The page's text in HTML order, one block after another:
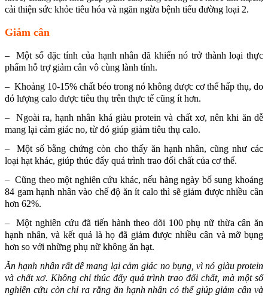
cải thiện sức khỏe tiêu hóa và ngăn ngừa bệnh tiểu đường loại 2.
Giảm cân
– Một số đặc tính của hạnh nhân đã khiến nó trở thành loại thực
phẩm hỗ trợ giảm cân vô cùng lành tính.
– Khoảng 10-15% chất béo trong nó không được cơ thể hấp thụ, do
đó lượng calo được tiêu thụ trên thực tế cũng ít hơn.
– Ngoài ra, hạnh nhân khá giàu protein và chất xơ, nên khi ăn dễ
mang lại cảm giác no, từ đó giúp giảm tiêu thụ calo.
– Một số bằng chứng còn cho thấy ăn hạnh nhân, cũng như các
loại hạt khác, giúp thúc đẩy quá trình trao đổi chất của cơ thể.
– Cũng theo một nghiên cứu khác, nếu hàng ngày bổ sung khoảng
84 gam hạnh nhân vào chế độ ăn ít calo thì sẽ giảm được nhiều cân
hơn 62%.
– Một nghiên cứu đã tiến hành theo dõi 100 phụ nữ thừa cân ăn
hạnh nhân, và kết quả là họ đã giảm được nhiều cân và mỡ bụng
hơn so với những phụ nữ không ăn hạt.
Ăn hạnh nhân rất dễ mang lại cảm giác no bụng, vì nó giàu protein
và chất xơ. Không chỉ thúc đẩy quá trình trao đổi chất, mà một số
nghiên cứu còn chỉ ra rằng ăn hạnh nhân có thể giúp giảm cân và